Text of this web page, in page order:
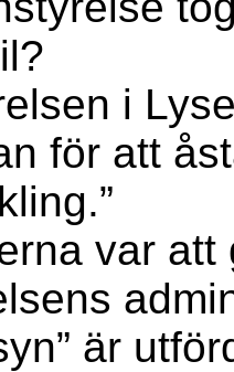
i
för att
var att
är